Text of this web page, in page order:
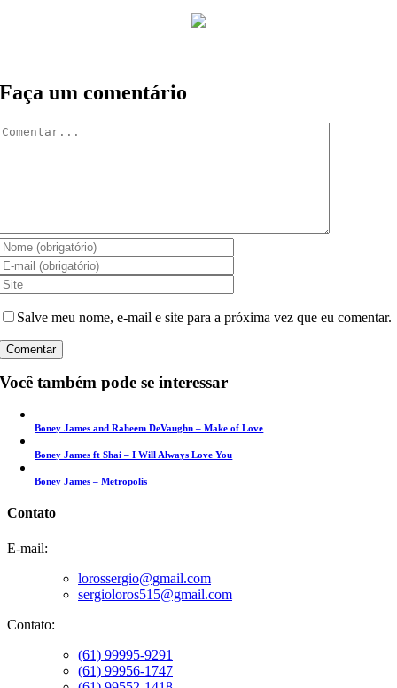
Faça um comentário
Salve meu nome, e-mail e site para a próxima vez que eu comentar.
Você também pode se interessar
Boney James and Raheem DeVaughn – Make of Love
Boney James ft Shai – I Will Always Love You
Boney James – Metropolis
Contato
E-mail:
lorossergio@gmail.com
sergioloros515@gmail.com
Contato:
(61) 99995-9291
(61) 99956-1747